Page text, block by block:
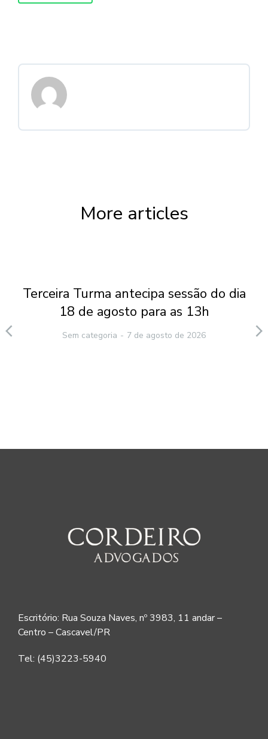
More articles
Terceira Turma antecipa sessão do dia
18 de agosto para as 13h
Sem categoria 7 de agosto de 2026
Escritório: Rua Souza Naves, nº 3983, 11 andar –
Centro – Cascavel/PR
Tel: (45)3223-5940